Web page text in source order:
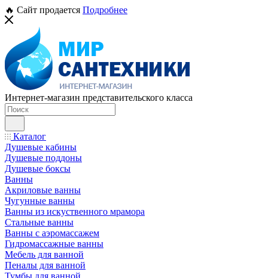
🔥 Сайт продается Подробнее
Интернет-магазин представительского класса
Каталог
Душевые кабины
Душевые поддоны
Душевые боксы
Ванны
Акриловые ванны
Чугунные ванны
Ванны из искуственного мрамора
Стальные ванны
Ванны с аэромассажем
Гидромассажные ванны
Мебель для ванной
Пеналы для ванной
Тумбы для ванной